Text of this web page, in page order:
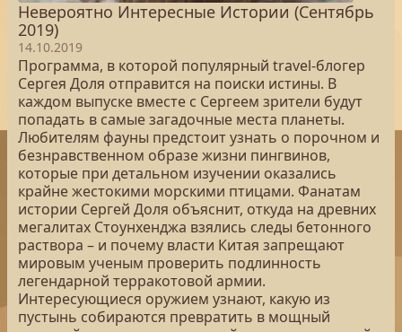
Невероятно Интересные Истории (Сентябрь
2019)
14.10.2019
Программа, в которой популярный travel-блогер
Сергея Доля отправится на поиски истины. В
каждом выпуске вместе с Сергеем зрители будут
попадать в самые загадочные места планеты.
Любителям фауны предстоит узнать о порочном и
безнравственном образе жизни пингвинов,
которые при детальном изучении оказались
крайне жестокими морскими птицами. Фанатам
истории Сергей Доля объяснит, откуда на древних
мегалитах Стоунхенджа взялись следы бетонного
раствора – и почему власти Китая запрещают
мировым ученым проверить подлинность
легендарной терракотовой армии.
Интересующиеся оружием узнают, какую из
пустынь собираются превратить в мощный